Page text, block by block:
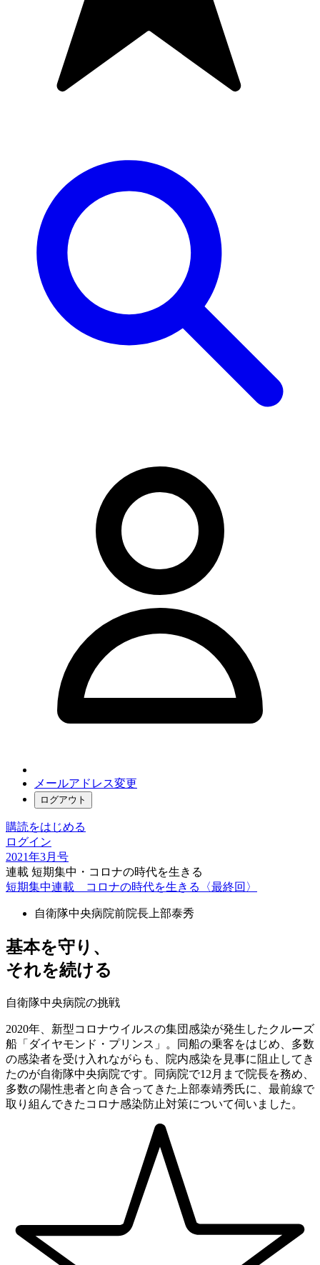
メールアドレス変更
ログアウト
購読をはじめる
ログイン
2021年3月号
連載 短期集中・コロナの時代を生きる
短期集中連載 コロナの時代を生きる〈最終回〉
自衛隊中央病院前院長 上部泰秀
基本を守り、
それを続ける
自衛隊中央病院の挑戦
2020年、新型コロナウイルスの集団感染が発生したクルーズ
船「ダイヤモンド・プリンス」。同船の乗客をはじめ、多数
の感染者を受け入れながらも、院内感染を見事に阻止してき
たのが自衛隊中央病院です。同病院で12月まで院長を務め、
多数の陽性患者と向き合ってきた上部泰靖秀氏に、最前線で
取り組んできたコロナ感染防止対策について伺いました。